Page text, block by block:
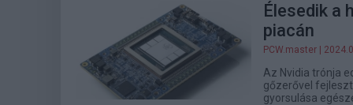
Élesedik a
piacán
PCW.master |
Az Nvidia trónja
gőzerővel
gyorsulása